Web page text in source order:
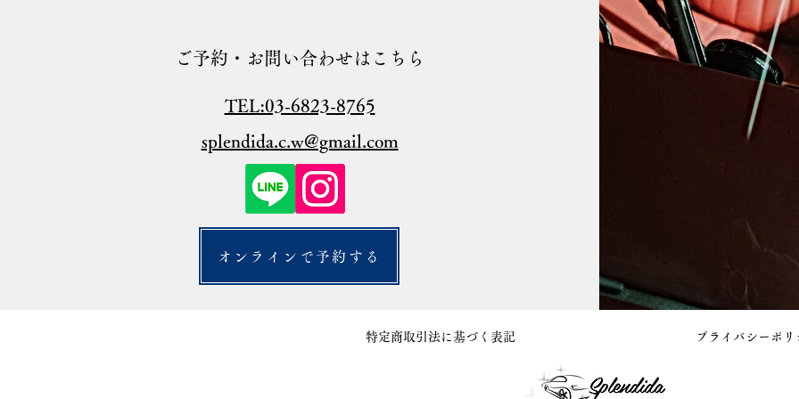
ご予約・お問い合わせはこちら
TEL:03-6823-8765
splendida.c.w@gmail.com
オンラインで予約する
特定商取引法に基づく表記 プライバシーポリ